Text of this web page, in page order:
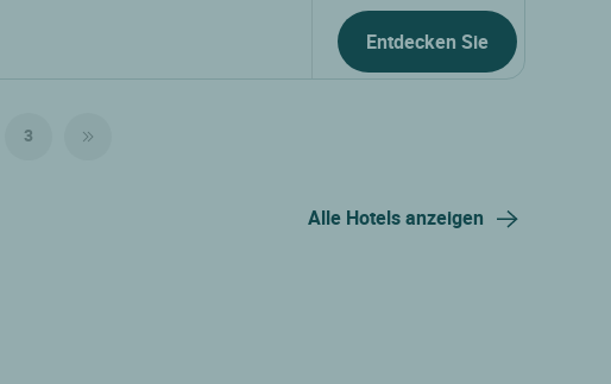
Entdecken Sie
3
Alle Hotels anzeigen